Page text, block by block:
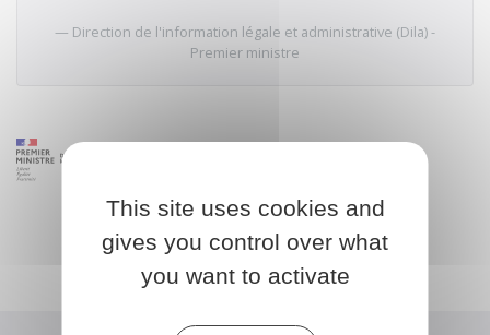
Direction de l'information légale et administrative (Dila) -
Premier ministre
This site uses cookies and
gives you control over what
you want to activate